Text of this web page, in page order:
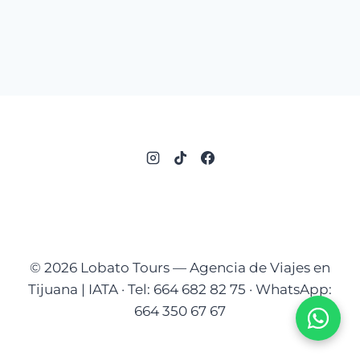
© 2026 Lobato Tours — Agencia de Viajes en
Tijuana | IATA · Tel: 664 682 82 75 · WhatsApp:
664 350 67 67